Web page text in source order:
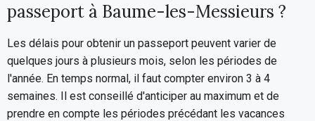
passeport à Baume-les-Messieurs ?
Les délais pour obtenir un passeport peuvent varier de
quelques jours à plusieurs mois, selon les périodes de
l'année. En temps normal, il faut compter environ 3 à 4
semaines. Il est conseillé d'anticiper au maximum et de
prendre en compte les périodes précédant les vacances